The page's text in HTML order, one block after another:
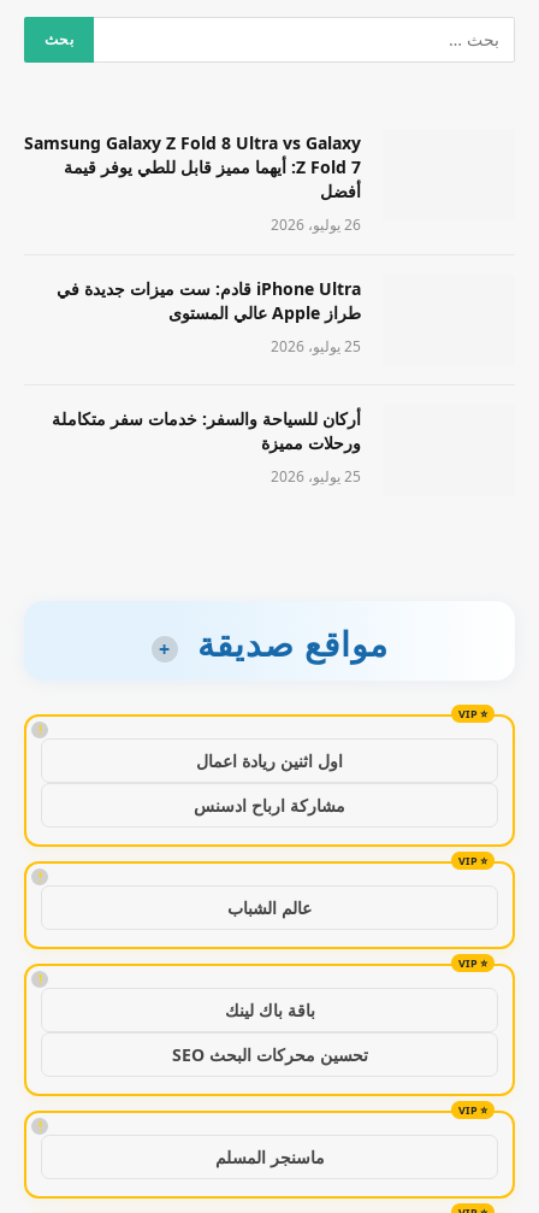
Samsung Galaxy Z Fold 8 Ultra vs Galaxy
Z Fold 7: أيهما مميز قابل للطي يوفر قيمة
أفضل
26 يوليو، 2026
iPhone Ultra قادم: ست ميزات جديدة في
طراز Apple عالي المستوى
25 يوليو، 2026
أركان للسياحة والسفر: خدمات سفر متكاملة
ورحلات مميزة
25 يوليو، 2026
مواقع صديقة +
!
اول اثنين ريادة اعمال
مشاركة ارباح ادسنس
!
عالم الشباب
!
باقة باك لينك
تحسين محركات البحث SEO
!
ماسنجر المسلم